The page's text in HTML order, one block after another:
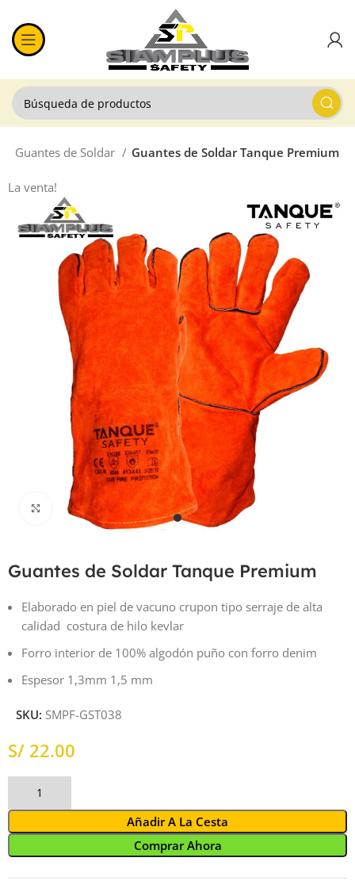
Guantes de Soldar Guantes de Soldar Tanque Premium
La venta!
Haga Click para agrandar
Guantes de Soldar Tanque Premium
Elaborado en piel de vacuno crupon tipo serraje de alta
calidad costura de hilo kevlar
Forro interior de 100% algodón puño con forro denim
Espesor 1,3mm 1,5 mm
SKU: SMPF-GST038
S/
Añadir A La Cesta
Comprar Ahora